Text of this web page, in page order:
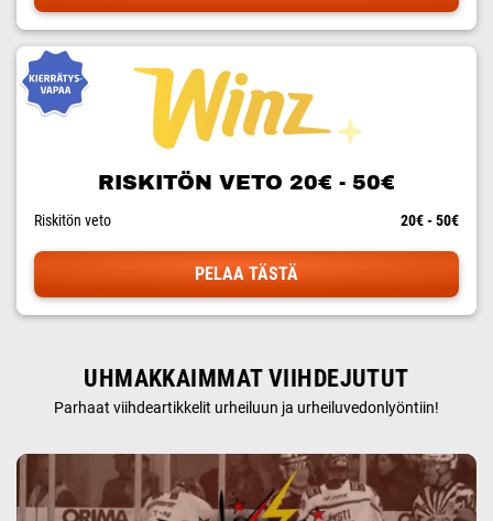
RISKITÖN VETO 20€ - 50€
Riskitön veto 20€ - 50€
PELAA TÄSTÄ
UHMAKKAIMMAT VIIHDEJUTUT
Parhaat viihdeartikkelit urheiluun ja urheiluvedonlyöntiin!